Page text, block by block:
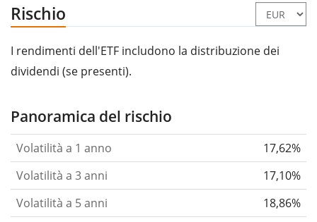
Rischio
I rendimenti dell'ETF includono la distribuzione dei
dividendi (se presenti).
Panoramica del rischio
Volatilità a 1 anno
17,62%
Volatilità a 3 anni
17,10%
Volatilità a 5 anni
18,86%